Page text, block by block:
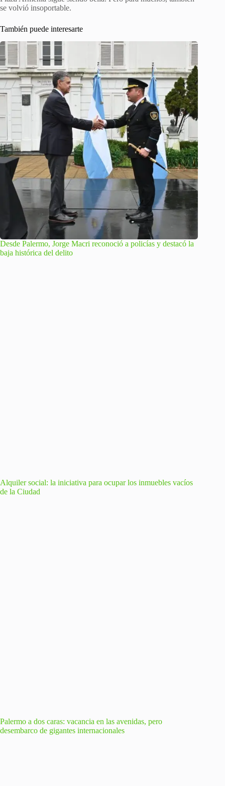
se volvió insoportable.
También puede interesarte
Desde Palermo, Jorge Macri reconoció a policías y destacó la
baja histórica del delito
Alquiler social: la iniciativa para ocupar los inmuebles vacíos
de la Ciudad
Palermo a dos caras: vacancia en las avenidas, pero
desembarco de gigantes internacionales